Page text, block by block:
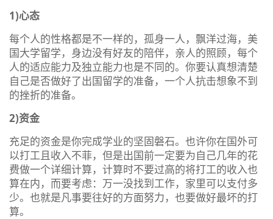
1)心态
每个人的性格都是不一样的，孤身一人，飘洋过海，美
国大学留学，身边没有好友的陪伴，亲人的照顾，每个
人的适应能力及独立能力也是不同的。你要认真想清楚
自己是否做好了出国留学的准备，一个人抗击想象不到
的挫折的准备。
2)资金
充足的资金是你完成学业的坚固磐石。也许你在国外可
以打工且收入不菲，但是出国前一定要为自己几年的花
费做一个详细计算，计算时不要过高的将打工的收入也
算在内，而要考虑：万一没找到工作，家里可以支付多
少。也就是凡事要往好的方面努力，也要做好最坏的打
算。